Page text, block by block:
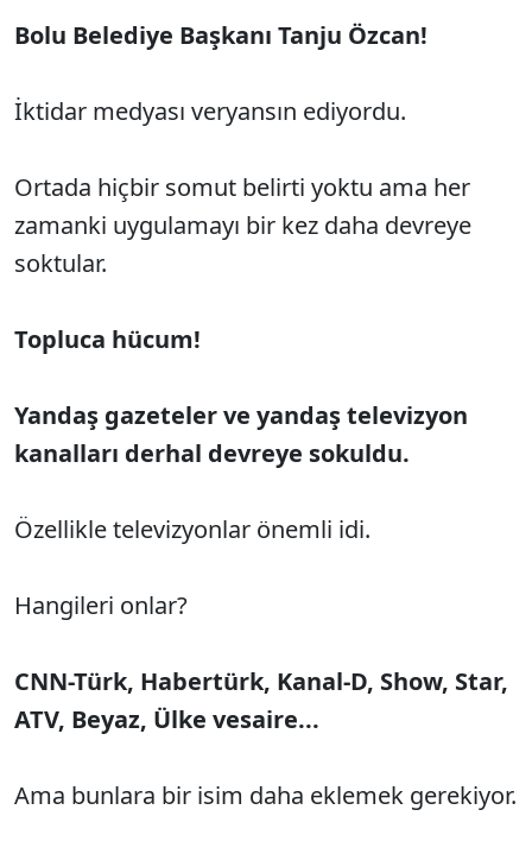
Bolu Belediye Başkanı Tanju Özcan!
İktidar medyası veryansın ediyordu.
Ortada hiçbir somut belirti yoktu ama her
zamanki uygulamayı bir kez daha devreye
soktular.
Topluca hücum!
Yandaş gazeteler ve yandaş televizyon
kanalları derhal devreye sokuldu.
Özellikle televizyonlar önemli idi.
Hangileri onlar?
CNN-Türk, Habertürk, Kanal-D, Show, Star,
ATV, Beyaz, Ülke vesaire...
Ama bunlara bir isim daha eklemek gerekiyor.